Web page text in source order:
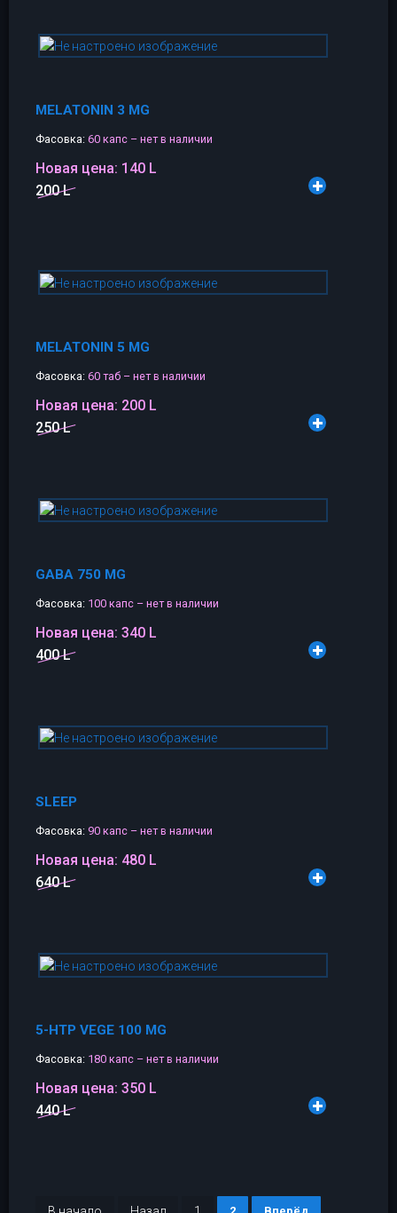
MELATONIN 3 MG
Фасовка: 60 капс – нет в наличии
Новая цена: 140 L
200 L
MELATONIN 5 MG
Фасовка: 60 таб – нет в наличии
Новая цена: 200 L
250 L
GABA 750 MG
Фасовка: 100 капс – нет в наличии
Новая цена: 340 L
400 L
SLEEP
Фасовка: 90 капс – нет в наличии
Новая цена: 480 L
640 L
5-HTP VEGE 100 MG
Фасовка: 180 капс – нет в наличии
Новая цена: 350 L
440 L